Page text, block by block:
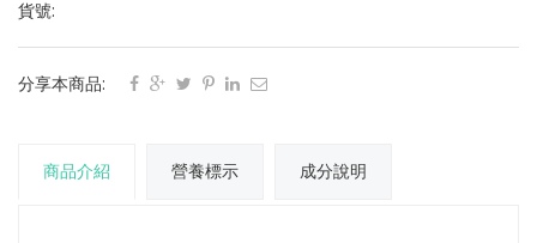
貨號:
分享本商品:
商品介紹 營養標示 成分說明